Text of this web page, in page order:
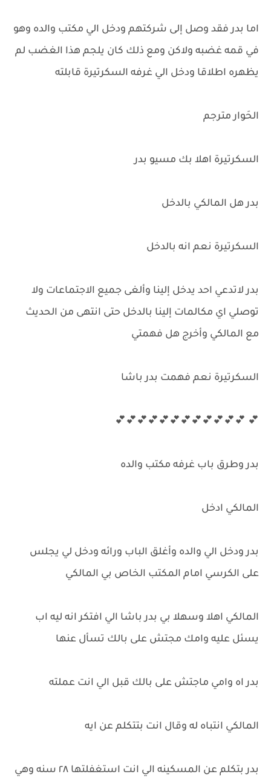
اما بدر فقد وصل إلى شركتهم ودخل الي مكتب والده وهو
في قمه غضبه ولاكن ومع ذلك كان يلجم هذا الغضب لم
يظهره اطلاقا ودخل الي غرفه السكرتيرة قابلته
الحَوار مترجم
السكرتيرة اهلا بك مسيو بدر
بدر هل المالكي بالدخل
السكرتيرة نعم انه بالدخل
بدر لاتدعي احد يدخل إلينا وألغى جميع الاجتماعات ولا
توصلي اي مكالمات إلينا بالدخل حتى انتهى من الحديث
مع المالكي وأخرج هل فهمتي
السكرتيرة نعم فهمت بدر باشا
💕 💕💕💕💕💕💕💕💕💕💕💕💕
بدر وطرق باب غرفه مكتب والده
المالكي ادخل
بدر ودخل الي والده وأغلق الباب ورائه ودخل لي يجلس
على الكرسي امام المكتب الخاص بي المالكي
المالكي اهلا وسهلا بي بدر باشا الي افتكر انه ليه اب
يسئل عليه وامك مجتش على بالك تسأل عنها
بدر اه وامي ماجتش على بالك قبل الي انت عملته
المالكي انتباه له وقال انت بتتكلم عن ايه
بدر بتكلم عن المسكينه الي انت استغفلتها ٢٨ سنه وهي